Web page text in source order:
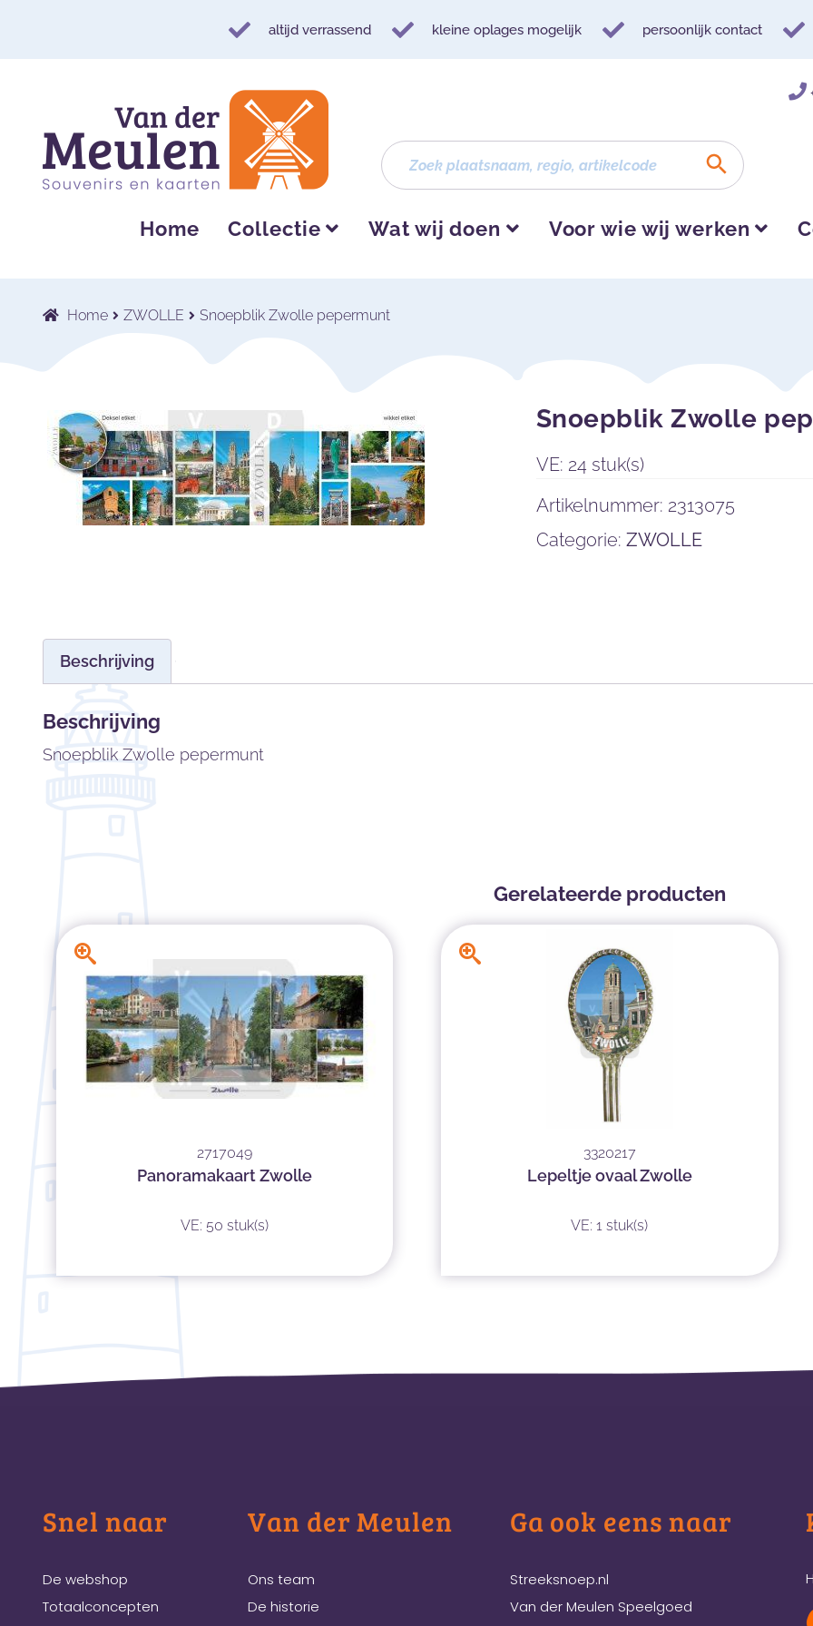
altijd verrassend kleine oplages mogelijk persoonlijk contact
navigatie
inhoud
Home Collectie Wat wij doen Voor wie wij werken
Home ZWOLLE Snoepblik Zwolle pepermunt
Snoepblik Zwolle
VE: 24 stuk(s)
Artikelnummer: 2313075
Categorie: ZWOLLE
Beschrijving
Beschrijving
Snoepblik Zwolle pepermunt
Gerelateerde producten
2717049
Panoramakaart Zwolle
VE: 50 stuk(s)
3320217
Lepeltje ovaal Zwolle
VE: 1 stuk(s)
Snel naar
De webshop
Totaalconcepten
Van der Meulen
Ons team
De historie
Ga ook eens naar
Streeksnoep.nl
Van der Meulen Speelgoed